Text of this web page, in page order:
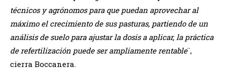
técnicos y agrónomos para que puedan aprovechar al
máximo el crecimiento de sus pasturas, partiendo de un
análisis de suelo para ajustar la dosis a aplicar, la práctica
de refertilización puede ser ampliamente rentable¨,
cierra Boccanera.